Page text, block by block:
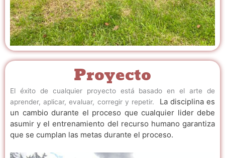
Proyecto
El éxito de cualquier proyecto está basado en el arte de
aprender, aplicar, evaluar, corregir y repetir. La disciplina es
un cambio durante el proceso que cualquier lider debe
asumir y el entrenamiento del recurso humano garantiza
que se cumplan las metas durante el proceso.